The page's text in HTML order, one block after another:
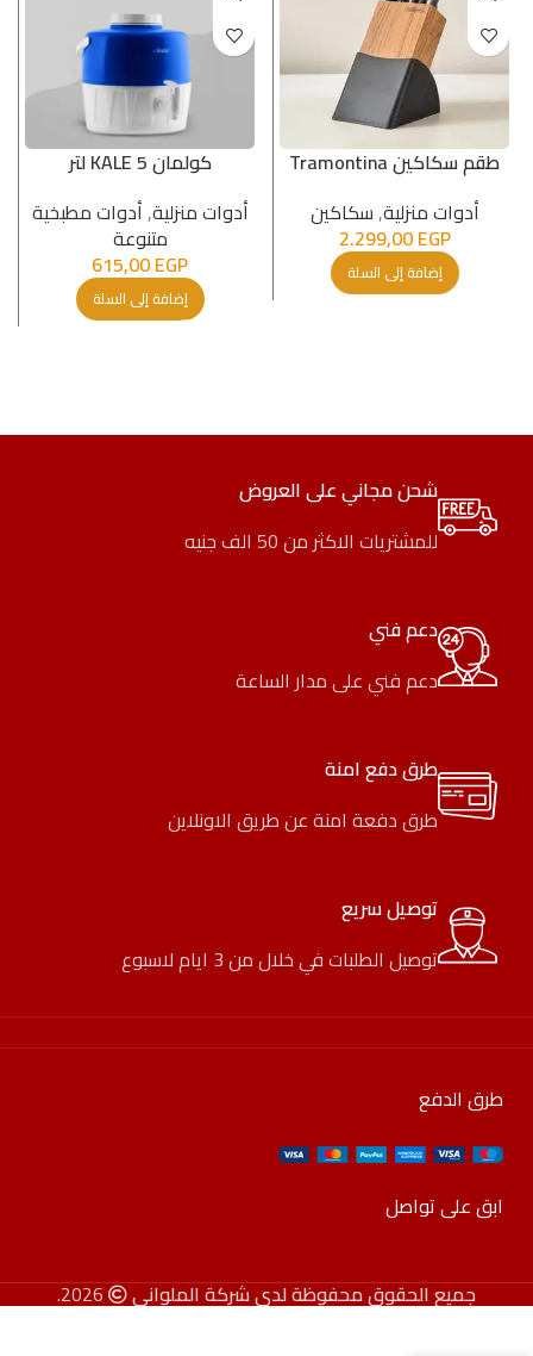
طقم سكاكين Tramontina
أدوات منزلية,سكاكين
2.299,00EGP
إضافة إلى السلة
كولمان KALE 5 لتر
أدوات منزلية,أدوات مطبخیة
متنوعة
615,00EGP
إضافة إلى السلة
شحن مجاني على العروض
للمشتريات الاكثر من 50 الف جنيه
دعم فني
دعم فني على مدار الساعة
طرق دفع امنة
طرق دفعة امنة عن طريق الاونلاين
توصيل سريع
توصيل الطلبات في خلال من 3 ايام لاسبوع
طرق الدفع
ابق على تواصل
جميع الحقوق محفوظة لدى شركة الملواني 2026.